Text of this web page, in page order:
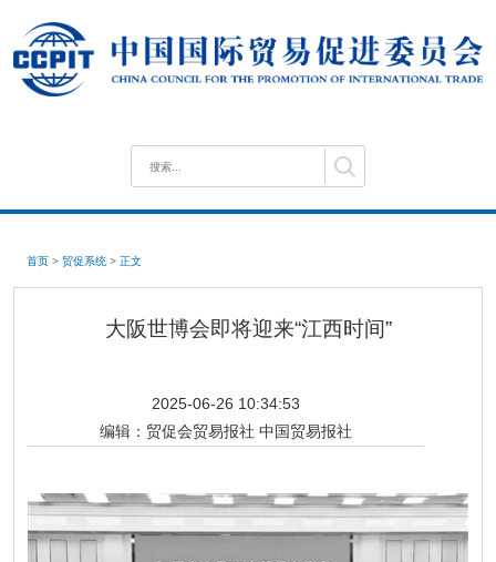
首页 > 贸促系统 > 正文
大阪世博会即将迎来“江西时间”
2025-06-26 10:34:53
编辑： 贸促会贸易报社 中国贸易报社